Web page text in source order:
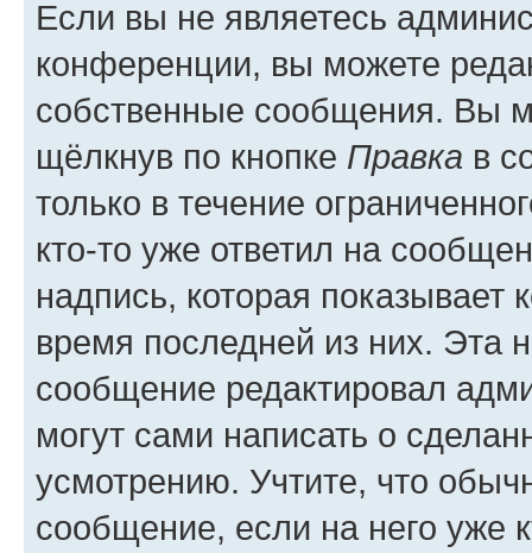
Если вы не являетесь
конференции, вы можете
собственные сообщения. Вы
щёлкнув по кнопке Правка в
только в течение
кто-то уже ответил на
надпись, которая показывает
время последней из них. Эта
сообщение редактировал
могут сами написать о
усмотрению. Учтите, что
сообщение, если на него уже